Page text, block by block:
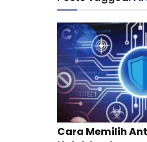
Cara Memilih